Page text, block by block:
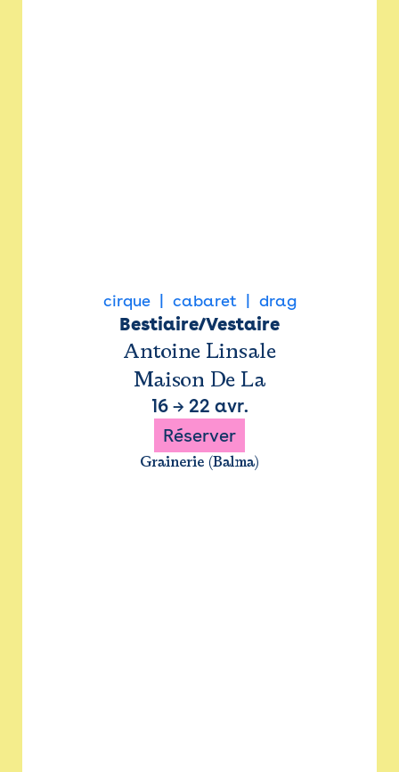
cirque cabaret drag
Bestiaire/Vestaire
Antoine Linsale
Maison De La
16→ 22 avr.
Réserver
Grainerie (Balma)